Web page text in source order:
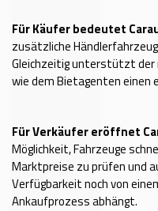
Für Käufer bedeutet
zusätzliche
Gleichzeitig unterstützt
wie dem Bietagenten
Für Verkäufer eröffnet
Möglichkeit, Fahrzeuge
Marktpreise zu prüfen und
Verfügbarkeit noch von
Ankaufprozess abhängt.